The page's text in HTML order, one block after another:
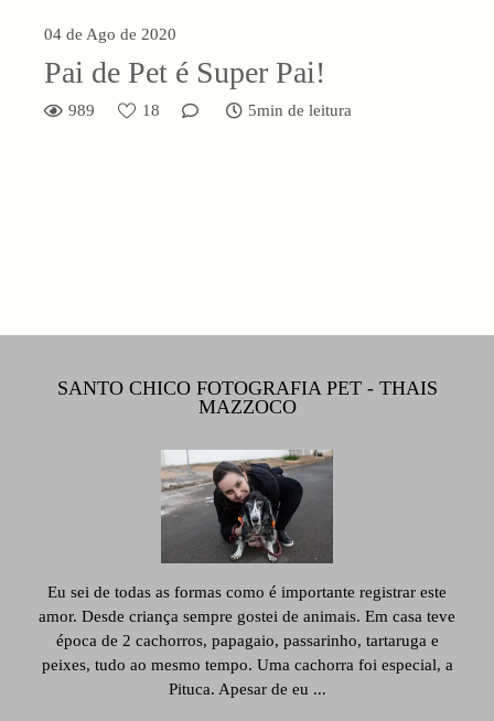
04 de Ago de 2020
Pai de Pet é Super Pai!
989 18 5min de leitura
SANTO CHICO FOTOGRAFIA PET - THAIS
MAZZOCO
Eu sei de todas as formas como é importante registrar este
amor. Desde criança sempre gostei de animais. Em casa teve
época de 2 cachorros, papagaio, passarinho, tartaruga e
peixes, tudo ao mesmo tempo. Uma cachorra foi especial, a
Pituca. Apesar de eu ...